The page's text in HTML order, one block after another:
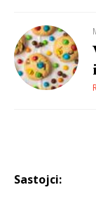
Sastojci: